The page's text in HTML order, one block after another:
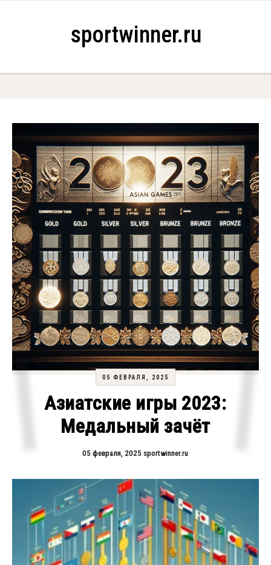
sportwinner.ru
05 ФЕВРАЛЯ, 2025
Азиатские игры 2023:
Медальный зачёт
05 февраля, 2025 sportwinner.ru